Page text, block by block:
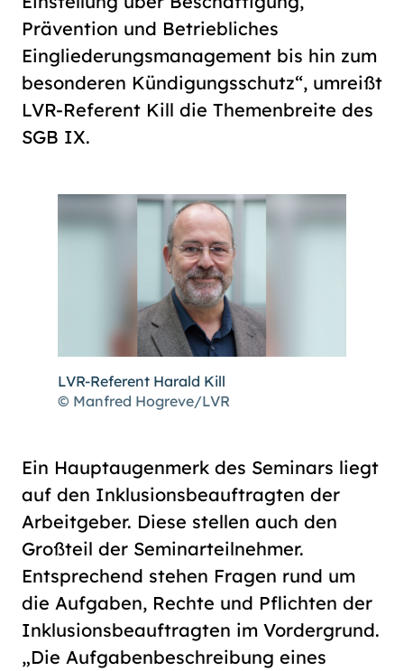
Prävention und Betriebliches
Eingliederungsmanagement bis hin zum
besonderen Kündigungsschutz“, umreißt
LVR-Referent Kill die Themenbreite des
SGB IX.
LVR-Referent Harald Kill
© Manfred Hogreve/LVR
Ein Hauptaugenmerk des Seminars liegt
auf den Inklusionsbeauftragten der
Arbeitgeber. Diese stellen auch den
Großteil der Seminarteilnehmer.
Entsprechend stehen Fragen rund um
die Aufgaben, Rechte und Pflichten der
Inklusionsbeauftragten im Vordergrund.
„Die Aufgabenbeschreibung eines